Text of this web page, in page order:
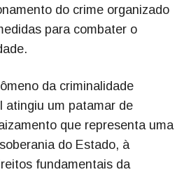
do crime organizado
para combater o
da criminalidade
atingiu um patamar de
que representa uma
do Estado, à
fundamentais da